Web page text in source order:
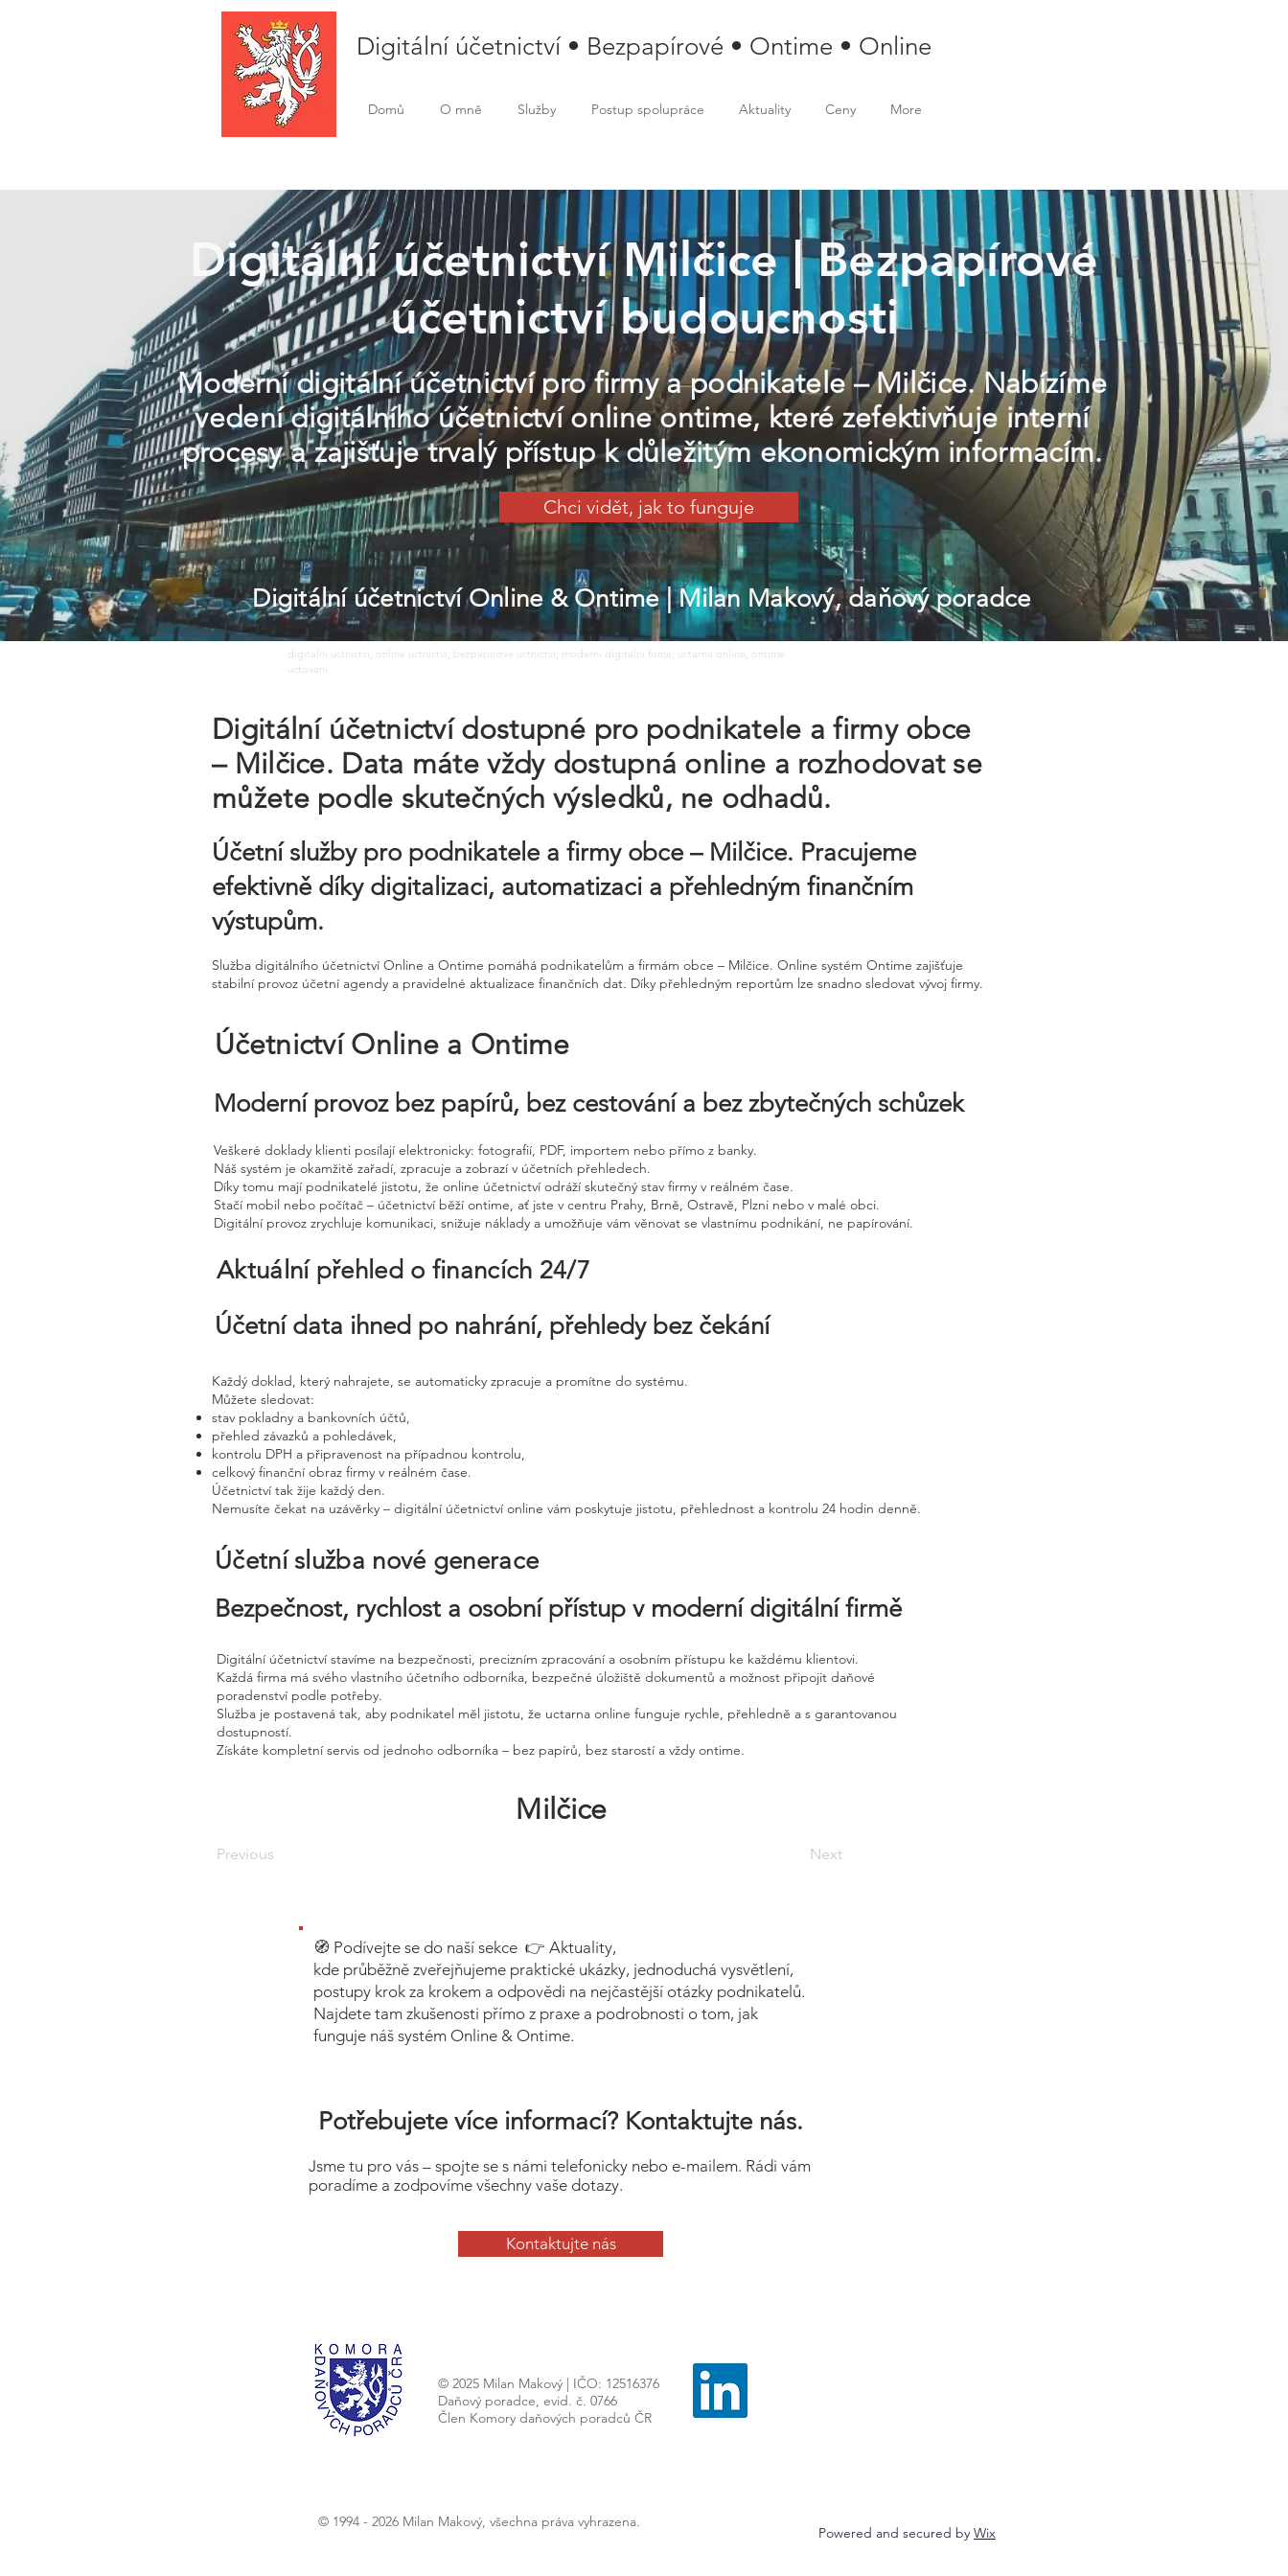
Digitální účetnictví • Bezpapírové • Ontime • Online
Domů O mně Služby Postup spolupráce Aktuality Ceny More
Digitální účetnictví Milčice | Bezpapírové
účetnictví budoucnosti
Moderní digitální účetnictví pro firmy a podnikatele – Milčice. Nabízíme
vedení digitálního účetnictví online ontime, které zefektivňuje interní
procesy a zajišťuje trvalý přístup k důležitým ekonomickým informacím.
Chci vidět, jak to funguje
Digitální účetnictví Online & Ontime| Milan Makový, daňový poradce
digitalni uctnictvi, online uctnictvi, bezpapirove uctnictvi, moderni digitalni firma, uctarna online, ontime
uctovani
Digitální účetnictví dostupné pro podnikatele a firmy obce
– Milčice. Data máte vždy dostupná online a rozhodovat se
můžete podle skutečných výsledků, ne odhadů.
Účetní služby pro podnikatele a firmy obce – Milčice. Pracujeme
efektivně díky digitalizaci, automatizaci a přehledným finančním
výstupům.
Služba digitálního účetnictví Online a Ontime pomáhá podnikatelům a firmám obce – Milčice. Online systém Ontime zajišťuje
stabilní provoz účetní agendy a pravidelné aktualizace finančních dat. Díky přehledným reportům lze snadno sledovat vývoj firmy.
Účetnictví Online a Ontime
Moderní provoz bez papírů, bez cestování a bez zbytečných schůzek
Veškeré doklady klienti posílají elektronicky: fotografií, PDF, importem nebo přímo z banky.
Náš systém je okamžitě zařadí, zpracuje a zobrazí v účetních přehledech.
Díky tomu mají podnikatelé jistotu, že online účetnictví odráží skutečný stav firmy v reálném čase.
Stačí mobil nebo počítač – účetnictví běží ontime, ať jste v centru Prahy, Brně, Ostravě, Plzni nebo v malé obci.
Digitální provoz zrychluje komunikaci, snižuje náklady a umožňuje vám věnovat se vlastnímu podnikání, ne papírování.
Aktuální přehled o financích 24/7
Účetní data ihned po nahrání, přehledy bez čekání
Každý doklad, který nahrajete, se automaticky zpracuje a promítne do systému.
Můžete sledovat:
stav pokladny a bankovních účtů,
přehled závazků a pohledávek,
kontrolu DPH a připravenost na případnou kontrolu,
celkový finanční obraz firmy v reálném čase.
Účetnictví tak žije každý den.
Nemusíte čekat na uzávěrky – digitální účetnictví online vám poskytuje jistotu, přehlednost a kontrolu 24 hodin denně.
Účetní služba nové generace
Bezpečnost, rychlost a osobní přístup v moderní digitální firmě
Digitální účetnictví stavíme na bezpečnosti, precizním zpracování a osobním přístupu ke každému klientovi.
Každá firma má svého vlastního účetního odborníka, bezpečné úložiště dokumentů a možnost připojit daňové
poradenství podle potřeby.
Služba je postavená tak, aby podnikatel měl jistotu, že uctarna online funguje rychle, přehledně a s garantovanou
dostupností.
Získáte kompletní servis od jednoho odborníka – bez papírů, bez starostí a vždy ontime.
Milčice
Previous Next
🧭 Podívejte se do naší sekce 👉 Aktuality,
kde průběžně zveřejňujeme praktické ukázky, jednoduchá vysvětlení,
postupy krok za krokem a odpovědi na nejčastější otázky podnikatelů.
Najdete tam zkušenosti přímo z praxe a podrobnosti o tom, jak
funguje náš systém Online & Ontime.
Potřebujete více informací? Kontaktujte nás.
Jsme tu pro vás – spojte se s námi telefonicky nebo e-mailem. Rádi vám
poradíme a zodpovíme všechny vaše dotazy.
Kontaktujte nás
© 2025 Milan Makový | IČO: 12516376
Daňový poradce, evid. č. 0766
Člen Komory daňových poradců ČR
© 1994 - 2026 Milan Makový, všechna práva vyhrazena.
Powered and secured by Wix